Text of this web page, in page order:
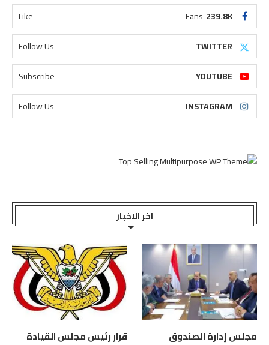
239.8K
Fans
Like
TWITTER
Follow Us
YOUTUBE
Subscribe
INSTAGRAM
Follow Us
اخر الاخبار
مجلس إدارة الصندوق قرار رئيس مجلس القيادة